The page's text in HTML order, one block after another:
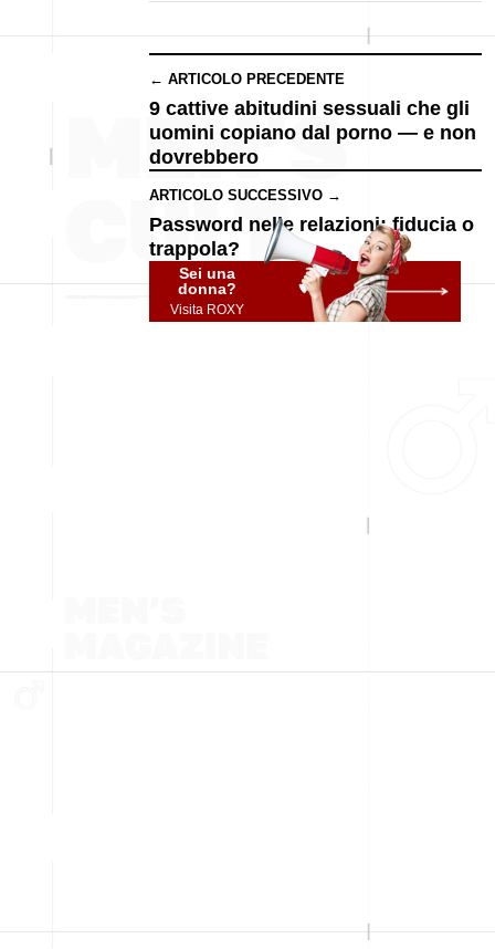
← ARTICOLO PRECEDENTE
9 cattive abitudini sessuali che gli
uomini copiano dal porno — e non
dovrebbero
ARTICOLO SUCCESSIVO →
Password nelle relazioni: fiducia o
trappola?
Sei una
donna?
Visita ROXY